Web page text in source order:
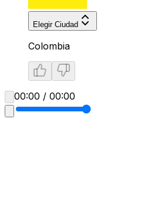
Elegir Ciudad
Colombia
00:00 / 00:00